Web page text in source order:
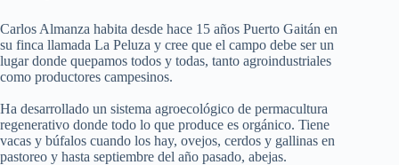
Carlos Almanza habita desde hace 15 años Puerto Gaitán en
su finca llamada La Peluza y cree que el campo debe ser un
lugar donde quepamos todos y todas, tanto agroindustriales
como productores campesinos.
Ha desarrollado un sistema agroecológico de permacultura
regenerativo donde todo lo que produce es orgánico. Tiene
vacas y búfalos cuando los hay, ovejos, cerdos y gallinas en
pastoreo y hasta septiembre del año pasado, abejas.